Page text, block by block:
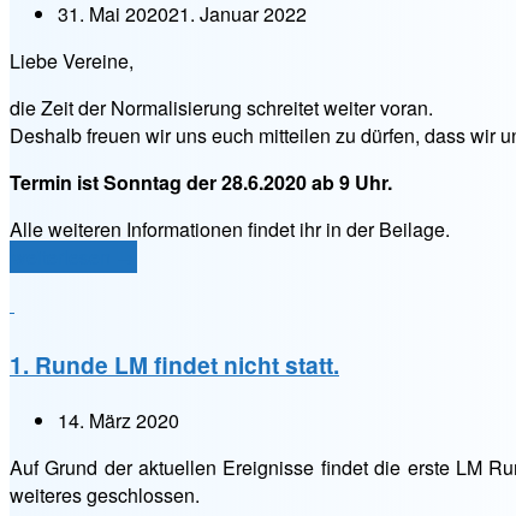
31. Mai 202021. Januar 2022
Liebe Vereine,
die Zeit der Normalisierung schreitet weiter voran.
Deshalb freuen wir uns euch mitteilen zu dürfen, dass wir
Termin ist Sonntag der 28.6.2020 ab 9 Uhr.
Alle weiteren Informationen findet ihr in der Beilage.
statt!“
1. Runde LM findet nicht statt.
14. März 2020
Auf Grund der aktuellen Ereignisse findet die erste LM
weiteres geschlossen.